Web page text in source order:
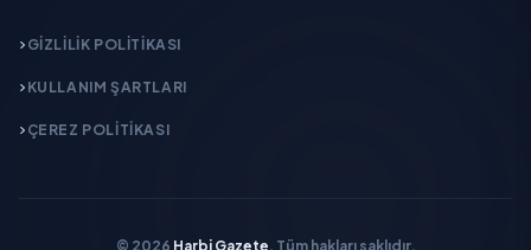
GIZLILIK POLITIKASI
KULLANIM ŞARTLARI
ÇEREZ POLITIKASI
© 2026 Harbi Gazete. Tüm hakları saklıdır.